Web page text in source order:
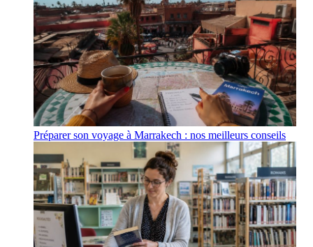
Préparer son voyage à Marrakech : nos meilleurs conseils